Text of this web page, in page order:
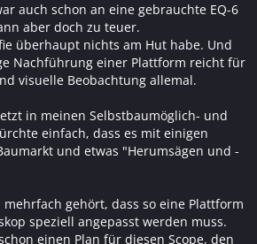
auch schon an eine gebrauchte EQ-6
aber doch zu teuer.
überhaupt nichts am Hut habe. Und
Nachführung einer Plattform reicht für
visuelle Beobachtung allemal.
in meinen Selbstbaumöglich- und
einfach, dass es mit einigen
und etwas "Herumsägen und -
gehört, dass so eine Plattform
speziell angepasst werden muss.
einen Plan für diesen Scope, den